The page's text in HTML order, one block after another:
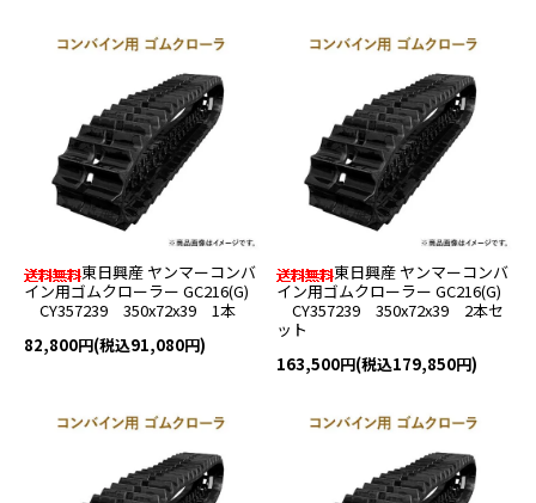
東日興産 ヤンマーコンバ
イン用ゴムクローラー GC216(G)
CY357239 350x72x39 1本
82,800円(税込91,080円)
東日興産 ヤンマーコンバ
イン用ゴムクローラー GC216(G)
CY357239 350x72x39 2本セ
ット
163,500円(税込179,850円)